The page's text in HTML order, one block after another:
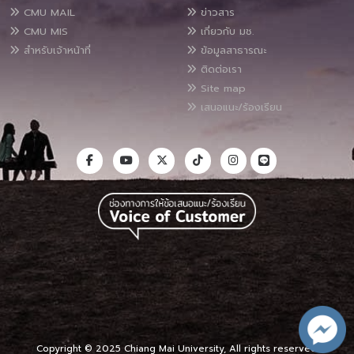
CMU MAIL
CMU MIS
สำหรับเจ้าหน้าที่
ข่าวสาร
เกี่ยวกับ มช.
ข้อมูลสาธารณะ
ติดต่อเรา
Site map
เสนอแนะ/ร้องเรียน
Copyright © 2025 Chiang Mai University, All rights reserved.